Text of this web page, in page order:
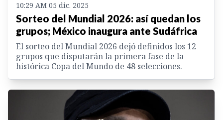
10:29 AM 05 dic. 2025
Sorteo del Mundial 2026: así quedan los
grupos; México inaugura ante Sudáfrica
El sorteo del Mundial 2026 dejó definidos los 12
grupos que disputarán la primera fase de la
histórica Copa del Mundo de 48 selecciones.